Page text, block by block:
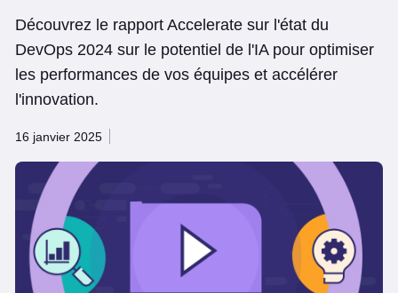
Découvrez le rapport Accelerate sur l'état du
DevOps 2024 sur le potentiel de l'IA pour optimiser
les performances de vos équipes et accélérer
l'innovation.
16 janvier 2025